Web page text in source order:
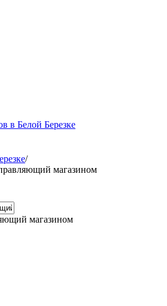
в Белой Березке
/
магазином
магазином